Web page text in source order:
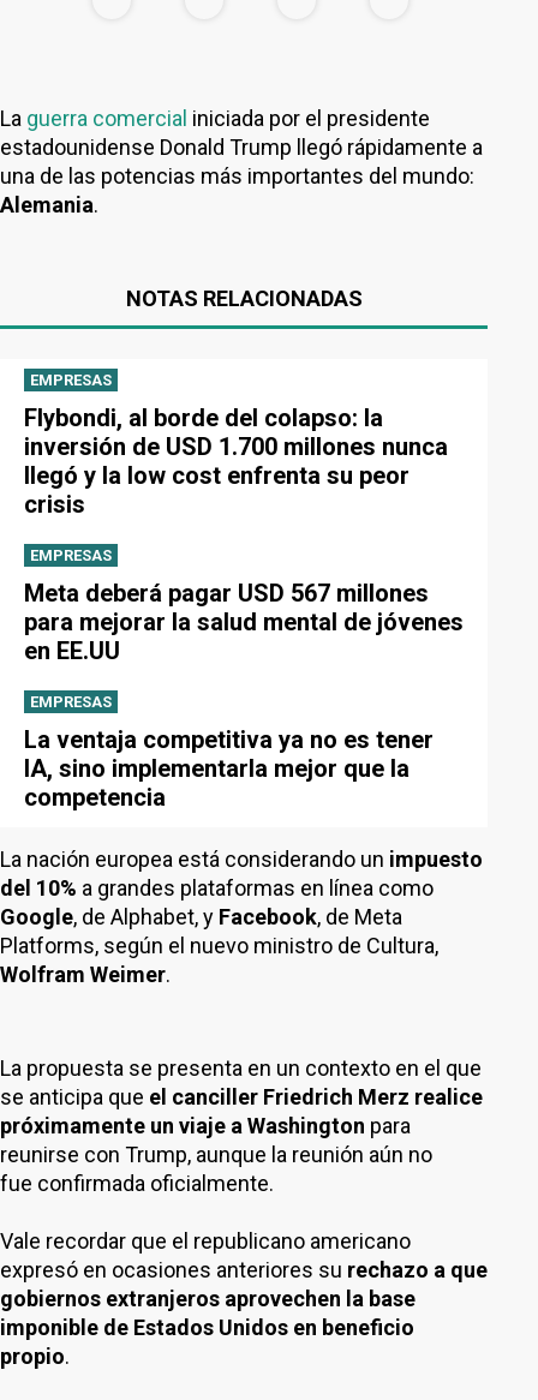
La guerra comercial iniciada por el presidente
estadounidense Donald Trump llegó rápidamente a
una de las potencias más importantes del mundo:
Alemania.
NOTAS RELACIONADAS
EMPRESAS
Flybondi, al borde del colapso: la
inversión de USD 1.700 millones nunca
llegó y la low cost enfrenta su peor
crisis
EMPRESAS
Meta deberá pagar USD 567 millones
para mejorar la salud mental de jóvenes
en EE.UU
EMPRESAS
La ventaja competitiva ya no es tener
IA, sino implementarla mejor que la
competencia
La nación europea está considerando un impuesto
del 10% a grandes plataformas en línea como
Google, de Alphabet, y Facebook, de Meta
Platforms, según el nuevo ministro de Cultura,
Wolfram Weimer.
La propuesta se presenta en un contexto en el que
se anticipa que el canciller Friedrich Merz realice
próximamente un viaje a Washington para
reunirse con Trump, aunque la reunión aún no
fue confirmada oficialmente.
Vale recordar que el republicano americano
expresó en ocasiones anteriores su rechazo a que
gobiernos extranjeros aprovechen la base
imponible de Estados Unidos en beneficio
propio.